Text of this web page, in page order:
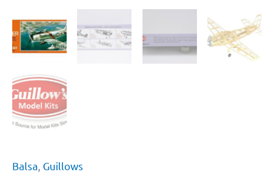
Balsa Guillows